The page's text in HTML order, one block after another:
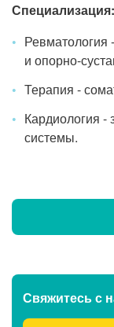
Специализация:
Ревматология
и опорно-
Терапия -
Кардиология -
системы.
Свяжитесь с